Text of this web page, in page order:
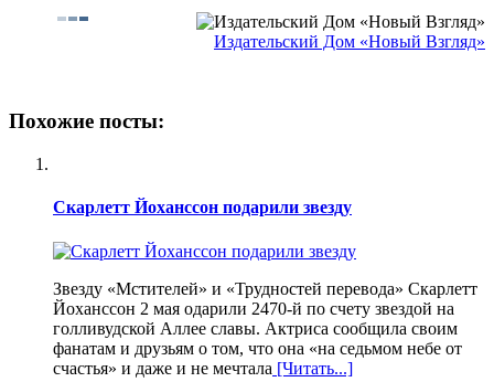
Издательский Дом «Новый Взгляд»
Похожие посты:
Скарлетт Йоханссон подарили звезду
Звезду «Мстителей» и «Трудностей перевода» Скарлетт
Йоханссон 2 мая одарили 2470-й по счету звездой на
голливудской Аллее славы. Актриса сообщила своим
фанатам и друзьям о том, что она «на седьмом небе от
счастья» и даже и не мечтала [Читать...]